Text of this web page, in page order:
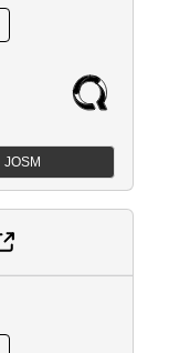
JOSM